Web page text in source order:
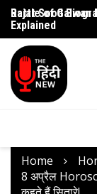
Rajat Sood
Explained
Battle of Galwan
Home
8 अप्रैल